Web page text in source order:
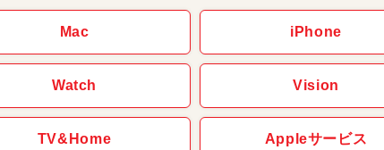
Mac iPhone
Watch Vision
TV&Home Appleサービス